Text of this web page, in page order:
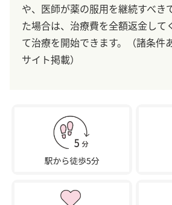
や、医師が薬の服用を継続すべき
た場合は、治療費を全額返金して
て治療を開始できます。（諸条件
サイト掲載）